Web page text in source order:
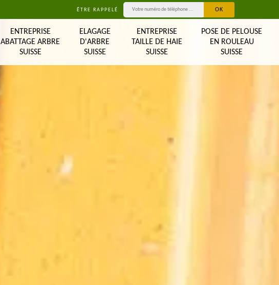
ÊTRE RAPPELÉ
ENTREPRISE
ABATTAGE ARBRE
SUISSE
ELAGAGE
D'ARBRE
SUISSE
ENTREPRISE
TAILLE DE HAIE
SUISSE
POSE DE PELOUSE
EN ROULEAU
SUISSE